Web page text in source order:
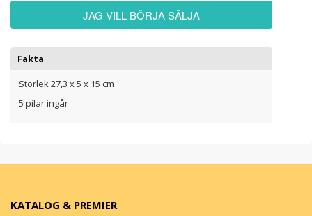
JAG VILL BÖRJA SÄLJA
Fakta
Storlek 27,3 x 5 x 15 cm
5 pilar ingår
KATALOG & PREMIER